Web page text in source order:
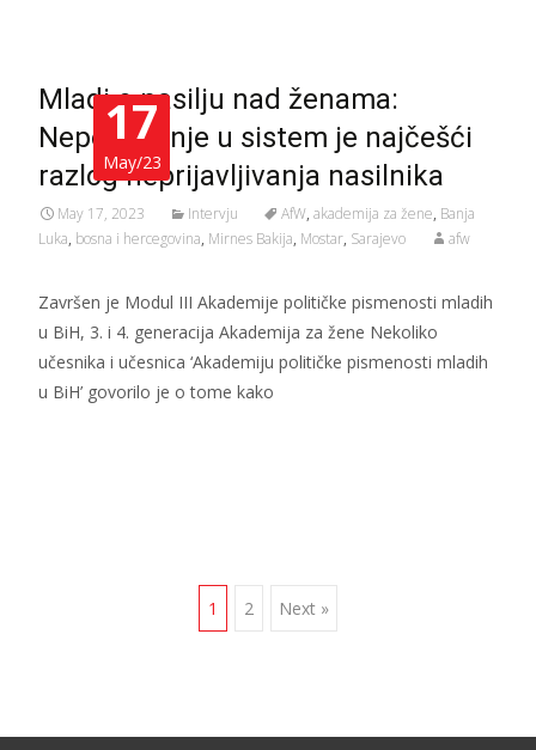
17
May/23
Mladi o nasilju nad ženama:
Nepovjerenje u sistem je najčešći
razlog neprijavljivanja nasilnika
May 17, 2023 Intervju AfW, akademija za žene, Banja
Luka, bosna i hercegovina, Mirnes Bakija, Mostar, Sarajevo afw
Završen je Modul III Akademije političke pismenosti mladih
u BiH, 3. i 4. generacija Akademija za žene Nekoliko
učesnika i učesnica ‘Akademiju političke pismenosti mladih
u BiH’ govorilo je o tome kako
1 2 Next »